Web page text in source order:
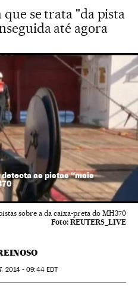
se trata "da pista
até agora
as pistas “mais
sobre a da caixa-preta do MH370
Foto: REUTERS_LIVE
2014 - 09:44EDT